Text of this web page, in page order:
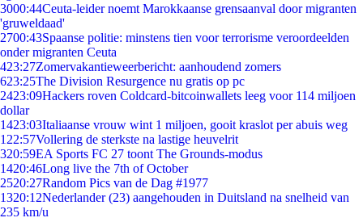
3000:44Ceuta-leider noemt Marokkaanse grensaanval door migranten
'gruweldaad'
2700:43Spaanse politie: minstens tien voor terrorisme veroordeelden
onder migranten Ceuta
423:27Zomervakantieweerbericht: aanhoudend zomers
623:25The Division Resurgence nu gratis op pc
2423:09Hackers roven Coldcard-bitcoinwallets leeg voor 114 miljoen
dollar
1423:03Italiaanse vrouw wint 1 miljoen, gooit kraslot per abuis weg
1 22:57Vollering de sterkste na lastige heuvelrit
320:59EA Sports FC 27 toont The Grounds-modus
1420:46Long live the 7th of October
2520:27Random Pics van de Dag #1977
1320:12Nederlander (23) aangehouden in Duitsland na snelheid van
235 km/u